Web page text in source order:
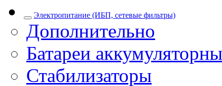
Электропитание (ИБП, сетевые фильтры)
Дополнительно
Батареи
Стабилизаторы